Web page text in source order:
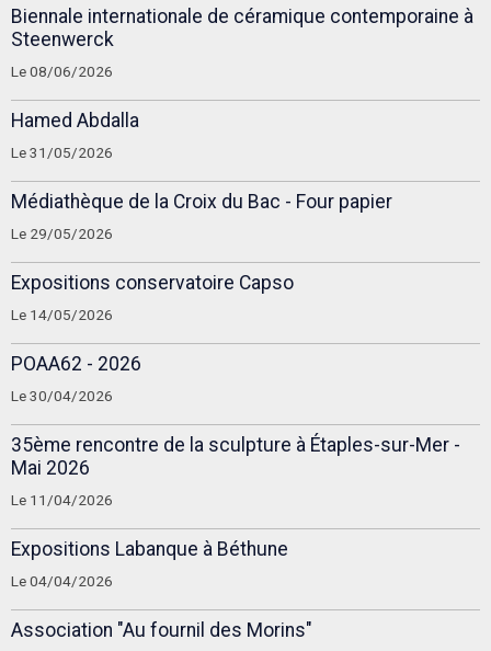
Biennale internationale de céramique contemporaine à
Steenwerck
Le 08/06/2026
Hamed Abdalla
Le 31/05/2026
Médiathèque de la Croix du Bac - Four papier
Le 29/05/2026
Expositions conservatoire Capso
Le 14/05/2026
POAA62 - 2026
Le 30/04/2026
35ème rencontre de la sculpture à Étaples-sur-Mer -
Mai 2026
Le 11/04/2026
Expositions Labanque à Béthune
Le 04/04/2026
Association "Au fournil des Morins"